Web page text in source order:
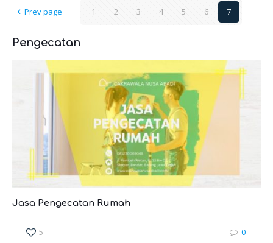
Prev page 1 2 3 4 5 6 7
Pengecatan
Jasa Pengecatan Rumah
5 0